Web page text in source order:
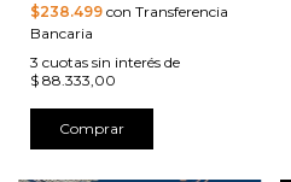
$238.499 con Transferencia
Bancaria
3 cuotas sin interés de
$ 88.333,00
Comprar